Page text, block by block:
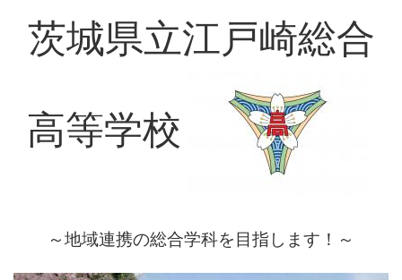
茨城県立江戸崎総合
高等学校
～地域連携の総合学科を目指します！～